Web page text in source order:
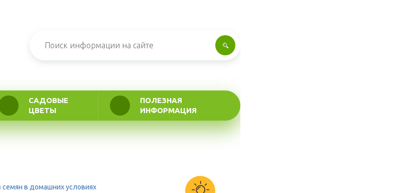
САДОВЫЕ
ЦВЕТЫ
ПОЛЕЗНАЯ
ИНФОРМАЦИЯ
в домашних условиях